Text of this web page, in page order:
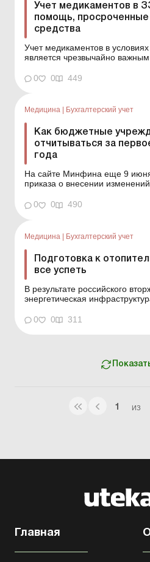
Учет медикаментов в
помощь, просроченные
средства
Учет медикаментов в
является чрезвычайно
возникает относительно
(далее – ЛС), полученных как
наркотичес...
0 0 449
Медицина Бухгалтерский учет
Как бюджетные
отчитываться за
года
На сайте Минфина еще 9
приказа о внесении
распорядителями и
отчетности фондами
страхования, утвержденный п...
0 0 490
Медицина | Бухгалтерский учет
Подготовка к
все успеть
В результате российского
энергетическая
на своем пути. Чтобы
предприятий, учреждений и
0 0 311
1 ИЗ
Главная